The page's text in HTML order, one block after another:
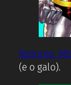
Noturno,
(e o galo).